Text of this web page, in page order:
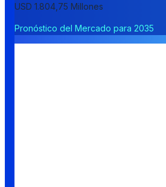
USD 1.804,75 Millones
Pronóstico del Mercado para 2035